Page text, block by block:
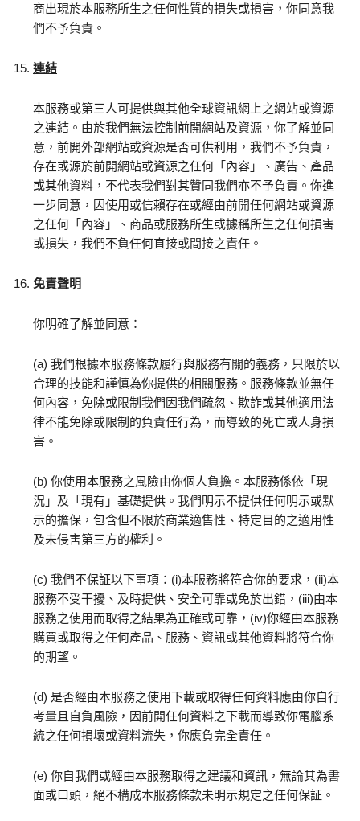
商出現於本服務所生之任何性質的損失或損害，你同意我
們不予負責。
連結
本服務或第三人可提供與其他全球資訊網上之網站或資源
之連結。由於我們無法控制前開網站及資源，你了解並同
意，前開外部網站或資源是否可供利用，我們不予負責，
存在或源於前開網站或資源之任何「內容」、廣告、產品
或其他資料，不代表我們對其贊同我們亦不予負責。你進
一步同意，因使用或信賴存在或經由前開任何網站或資源
之任何「內容」、商品或服務所生或據稱所生之任何損害
或損失，我們不負任何直接或間接之責任。
免責聲明
你明確了解並同意：
(a) 我們根據本服務條款履行與服務有關的義務，只限於以
合理的技能和謹慎為你提供的相關服務。服務條款並無任
何內容，免除或限制我們因我們疏忽、欺詐或其他適用法
律不能免除或限制的負責任行為，而導致的死亡或人身損
害。
(b) 你使用本服務之風險由你個人負擔。本服務係依「現
況」及「現有」基礎提供。我們明示不提供任何明示或默
示的擔保，包含但不限於商業適售性、特定目的之適用性
及未侵害第三方的權利。
(c) 我們不保証以下事項：(i)本服務將符合你的要求，(ii)本
服務不受干擾、及時提供、安全可靠或免於出錯，(iii)由本
服務之使用而取得之結果為正確或可靠，(iv)你經由本服務
購買或取得之任何產品、服務、資訊或其他資料將符合你
的期望。
(d) 是否經由本服務之使用下載或取得任何資料應由你自行
考量且自負風險，因前開任何資料之下載而導致你電腦系
統之任何損壞或資料流失，你應負完全責任。
(e) 你自我們或經由本服務取得之建議和資訊，無論其為書
面或口頭，絕不構成本服務條款未明示規定之任何保証。